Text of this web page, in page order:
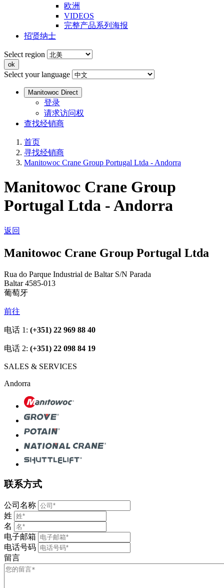
欧洲
VIDEOS
完整产品系列海报
招贤纳士
Select region
Select your language
Manitowoc Direct
登录
请求访问权
查找经销商
首页
寻找经销商
Manitowoc Crane Group Portugal Ltda - Andorra
Manitowoc Crane Group
Portugal Ltda - Andorra
返回
Manitowoc Crane Group Portugal Ltda
Rua do Parque Industrial de Baltar S/N Parada
Baltar 4585-013
葡萄牙
前往
电话 1: (+351) 22 969 88 40
电话 2: (+351) 22 098 84 19
SALES & SERVICES
Andorra
联系方式
公司名称
姓
名
电子邮箱
电话号码
留言